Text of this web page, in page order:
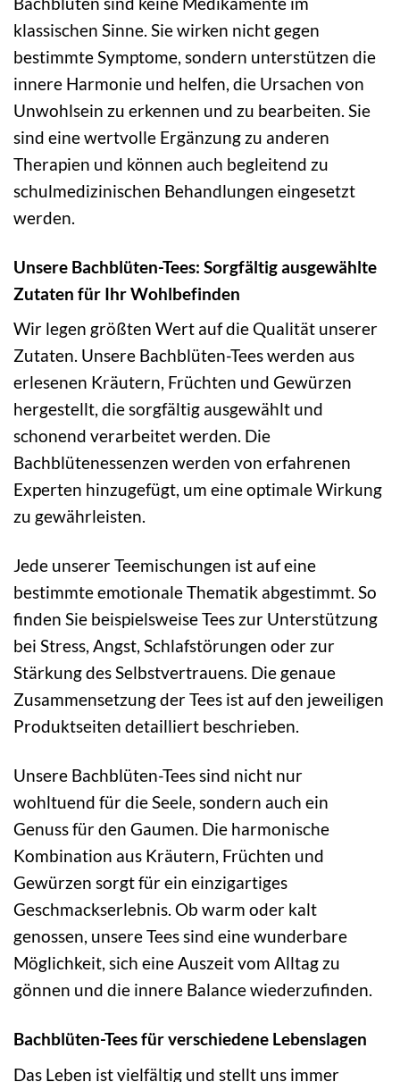
klassischen Sinne. Sie wirken nicht gegen
bestimmte Symptome, sondern unterstützen die
innere Harmonie und helfen, die Ursachen von
Unwohlsein zu erkennen und zu bearbeiten. Sie
sind eine wertvolle Ergänzung zu anderen
Therapien und können auch begleitend zu
schulmedizinischen Behandlungen eingesetzt
werden.
Unsere Bachblüten-Tees: Sorgfältig ausgewählte
Zutaten für Ihr Wohlbefinden
Wir legen größten Wert auf die Qualität unserer
Zutaten. Unsere Bachblüten-Tees werden aus
erlesenen Kräutern, Früchten und Gewürzen
hergestellt, die sorgfältig ausgewählt und
schonend verarbeitet werden. Die
Bachblütenessenzen werden von erfahrenen
Experten hinzugefügt, um eine optimale Wirkung
zu gewährleisten.
Jede unserer Teemischungen ist auf eine
bestimmte emotionale Thematik abgestimmt. So
finden Sie beispielsweise Tees zur Unterstützung
bei Stress, Angst, Schlafstörungen oder zur
Stärkung des Selbstvertrauens. Die genaue
Zusammensetzung der Tees ist auf den jeweiligen
Produktseiten detailliert beschrieben.
Unsere Bachblüten-Tees sind nicht nur
wohltuend für die Seele, sondern auch ein
Genuss für den Gaumen. Die harmonische
Kombination aus Kräutern, Früchten und
Gewürzen sorgt für ein einzigartiges
Geschmackserlebnis. Ob warm oder kalt
genossen, unsere Tees sind eine wunderbare
Möglichkeit, sich eine Auszeit vom Alltag zu
gönnen und die innere Balance wiederzufinden.
Bachblüten-Tees für verschiedene Lebenslagen
Das Leben ist vielfältig und stellt uns immer